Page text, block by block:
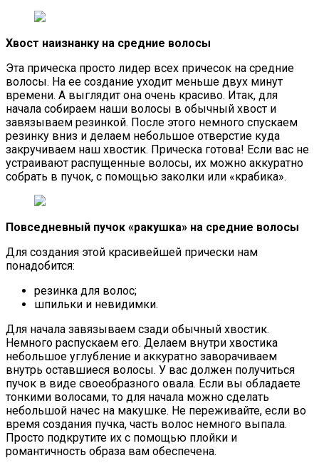
Хвост наизнанку на средние волосы
Эта прическа просто лидер всех причесок на средние
волосы. На ее создание уходит меньше двух минут
времени. А выглядит она очень красиво. Итак, для
начала собираем наши волосы в обычный хвост и
завязываем резинкой. После этого немного спускаем
резинку вниз и делаем небольшое отверстие куда
закручиваем наш хвостик. Прическа готова! Если вас не
устраивают распущенные волосы, их можно аккуратно
собрать в пучок, с помощью заколки или «крабика».
Повседневный пучок «ракушка» на средние волосы
Для создания этой красивейшей прически нам
понадобится:
резинка для волос;
шпильки и невидимки.
Для начала завязываем сзади обычный хвостик.
Немного распускаем его. Делаем внутри хвостика
небольшое углубление и аккуратно заворачиваем
внутрь оставшиеся волосы. У вас должен получиться
пучок в виде своеобразного овала. Если вы обладаете
тонкими волосами, то для начала можно сделать
небольшой начес на макушке. Не переживайте, если во
время создания пучка, часть волос немного выпала.
Просто подкрутите их с помощью плойки и
романтичность образа вам обеспечена.